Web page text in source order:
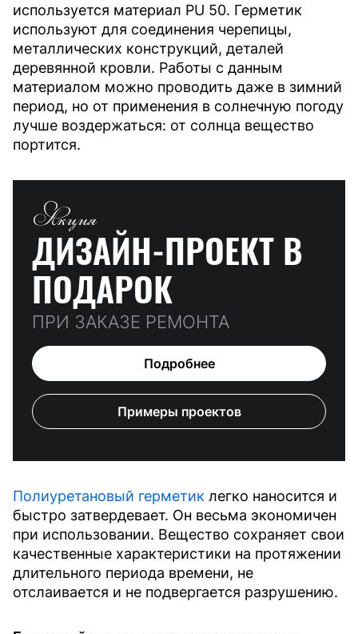
используется материал PU 50. Герметик
используют для соединения черепицы,
металлических конструкций, деталей
деревянной кровли. Работы с данным
материалом можно проводить даже в зимний
период, но от применения в солнечную погоду
лучше воздержаться: от солнца вещество
портится.
Акция
ДИЗАЙН-ПРОЕКТ В
ПОДАРОК
ПРИ ЗАКАЗЕ РЕМОНТА
Подробнее
Примеры проектов
Полиуретановый герметик легко наносится и
быстро затвердевает. Он весьма экономичен
при использовании. Вещество сохраняет свои
качественные характеристики на протяжении
длительного периода времени, не
отслаивается и не подвергается разрушению.